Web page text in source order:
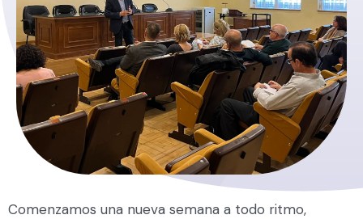
Comenzamos una nueva semana a todo ritmo,